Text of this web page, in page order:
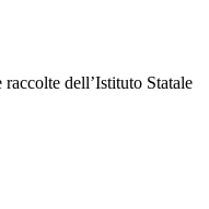
dell’Istituto Statale